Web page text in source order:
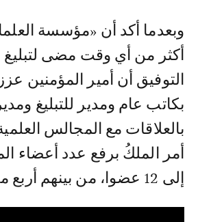
وبعدما أكد أن «مؤسسة
أكثر من أي وقت مضى لتبليغ
التوفيق أن أمير المؤمنين عزز
بكاتب عام ومدير للتبليغ
بالعلاقات مع المجالس
أمر الملكُ برفع عدد أعضاء
إلى 12 عضوا، من بينهم أربع من العالمات.